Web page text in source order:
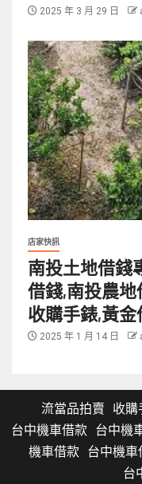
2025 年 3 月 29 日
店家快訊
南投土地借錢
借錢,南投農
收購手錶,黃
2025 年 1 月 14 日
流當品拍賣 收購
台中機車借款
台中機
機車借款 台中機車
台